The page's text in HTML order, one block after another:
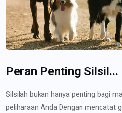
Peran Penting Silsil...
Silsilah bukan hanya penting bagi
peliharaan Anda Dengan mencatat